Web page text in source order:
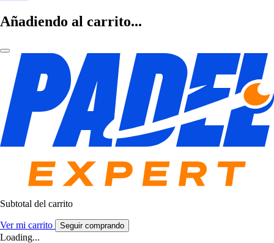
Añadiendo al carrito...
Subtotal del carrito
Ver mi carrito Seguir comprando
Loading...